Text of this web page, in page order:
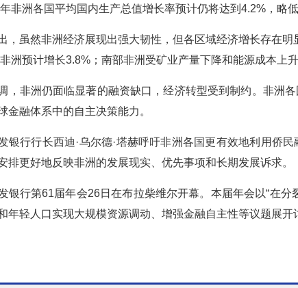
非洲各国平均国内生产总值增长率预计仍将达到4.2%，略低
，虽然非洲经济展现出强大韧性，但各区域经济增长存在
洲预计增长3.8%；南部非洲受矿业产量下降和能源成本上
，非洲仍面临显著的融资缺口，经济转型受到制约。非洲
金融体系中的自主决策能力。
银行行长西迪·乌尔德·塔赫呼吁非洲各国更有效地利用侨
排更好地反映非洲的发展现实、优先事项和长期发展诉求。
银行第61届年会26日在布拉柴维尔开幕。本届年会以“在
年轻人口实现大规模资源调动、增强金融自主性等议题展开